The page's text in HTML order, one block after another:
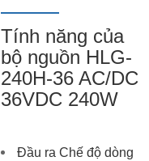
Tính năng của
bộ nguồn HLG-
240H-36 AC/DC
36VDC 240W
Đầu ra Chế độ dòng